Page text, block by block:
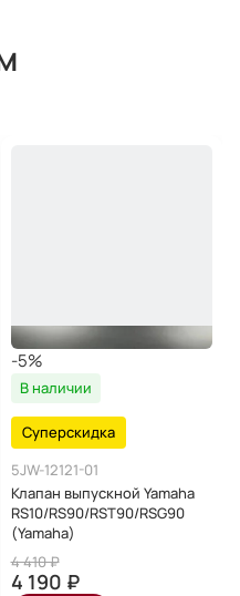
-5%
В наличии
Суперскидка
5JW-12121-01
Клапан выпускной Yamaha
RS10/RS90/RST90/RSG90
(Yamaha)
4 410 ₽
4 190 ₽